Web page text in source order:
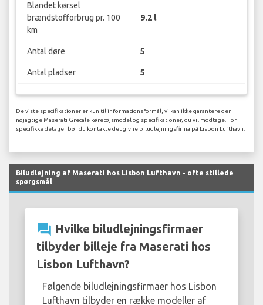
Blandet kørsel
brændstofforbrug pr. 100
km
9.2 l
Antal døre 5
Antal pladser 5
De viste specifikationer er kun til informationsformål, vi kan ikke garantere den
nøjagtige Maserati Grecale køretøjsmodel og specifikationer, du vil modtage. For
specifikke detaljer bør du kontakte det givne biludlejningsfirma på Lisbon Lufthavn.
Biludlejning af Maserati hos Lisbon Lufthavn - ofte stillede
spørgsmål
question_answer Hvilke biludlejningsfirmaer
tilbyder billeje fra Maserati hos
Lisbon Lufthavn?
Følgende biludlejningsfirmaer hos Lisbon
Lufthavn tilbyder en række modeller af